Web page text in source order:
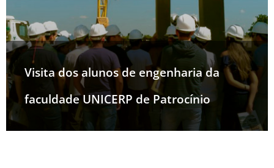
Visita dos alunos de engenharia da
faculdade UNICERP de Patrocínio